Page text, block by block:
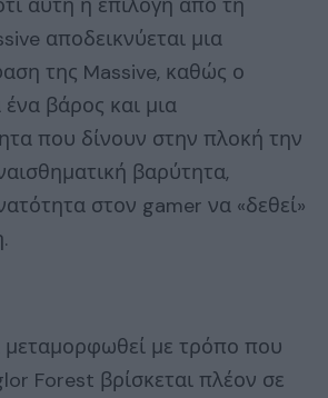
αποδεικνύεται μια
της Massive, καθώς ο
βάρος και μια
που δίνουν στην πλοκή την
βαρύτητα,
στον gamer να «δεθεί»
μεταμορφωθεί με τρόπο που
Forest βρίσκεται πλέον σε